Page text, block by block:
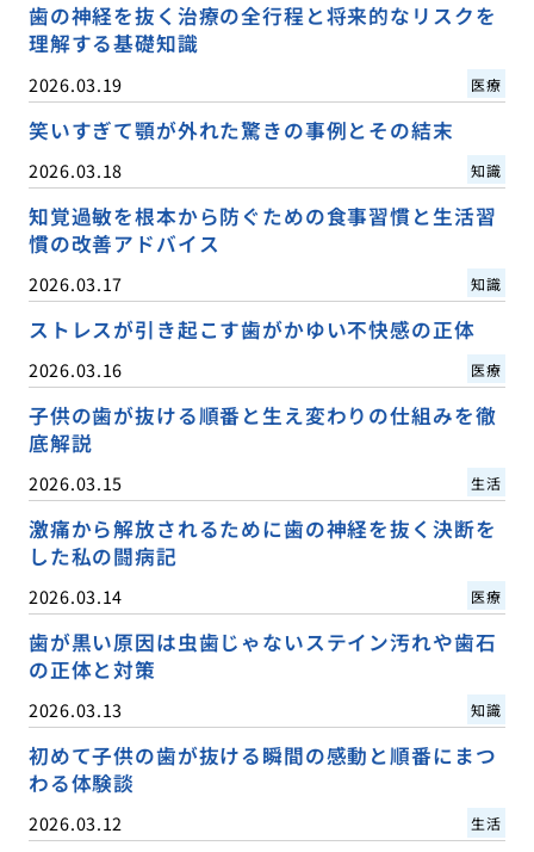
歯の神経を抜く治療の全行程と将来的なリスクを
理解する基礎知識
2026.03.19 医療
笑いすぎて顎が外れた驚きの事例とその結末
2026.03.18 知識
知覚過敏を根本から防ぐための食事習慣と生活習
慣の改善アドバイス
2026.03.17 知識
ストレスが引き起こす歯がかゆい不快感の正体
2026.03.16 医療
子供の歯が抜ける順番と生え変わりの仕組みを徹
底解説
2026.03.15 生活
激痛から解放されるために歯の神経を抜く決断を
した私の闘病記
2026.03.14 医療
歯が黒い原因は虫歯じゃないステイン汚れや歯石
の正体と対策
2026.03.13 知識
初めて子供の歯が抜ける瞬間の感動と順番にまつ
わる体験談
2026.03.12 生活